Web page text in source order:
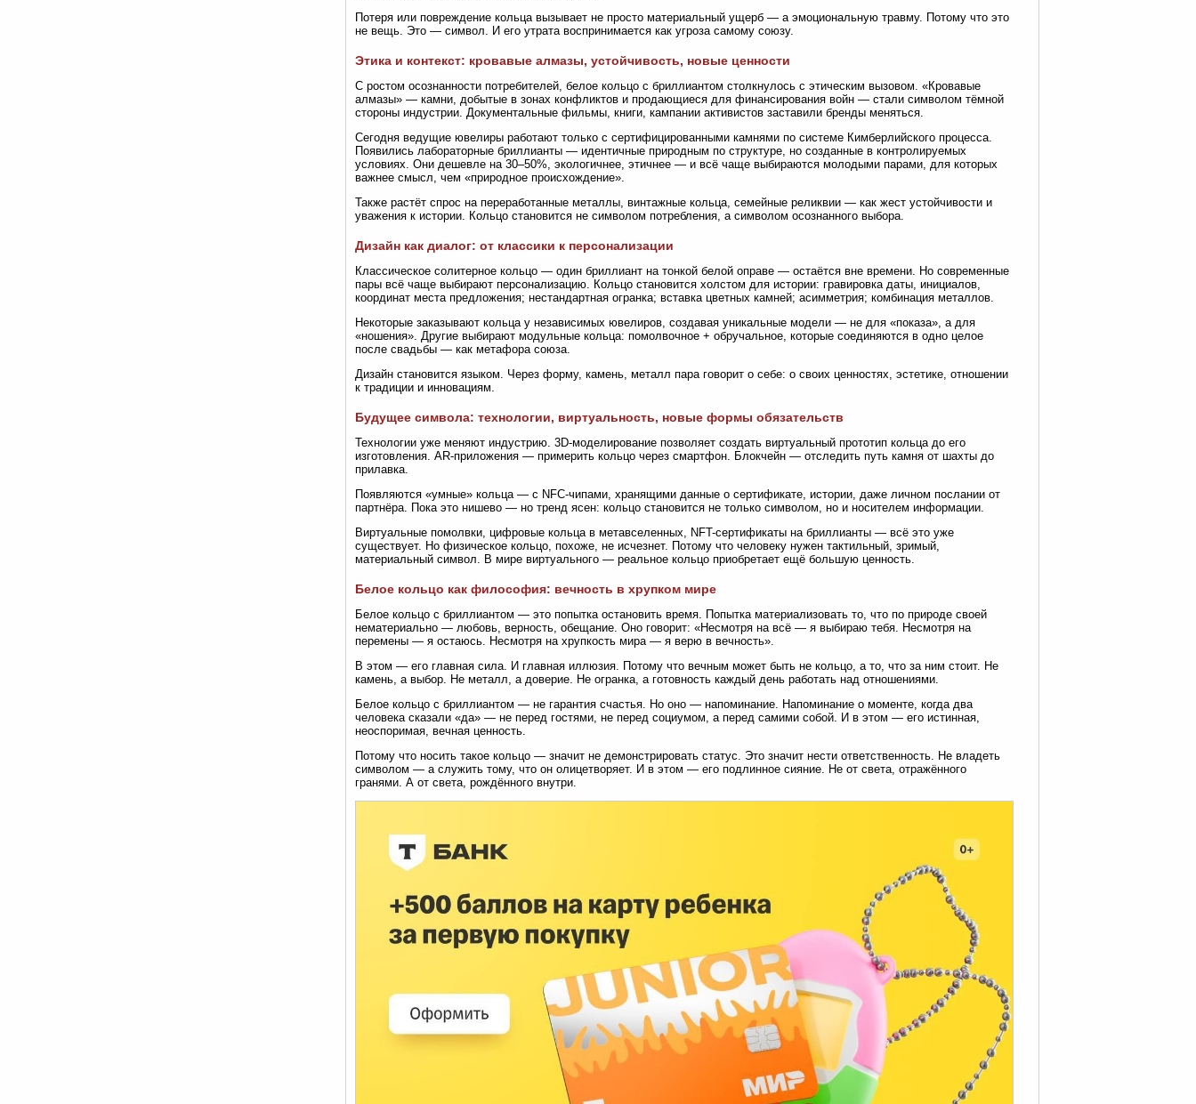
Потеря или повреждение кольца вызывает не просто материальный ущерб — а эмоциональную травму. Потому что это
не вещь. Это — символ. И его утрата воспринимается как угроза самому союзу.
Этика и контекст: кровавые алмазы, устойчивость, новые ценности
С ростом осознанности потребителей, белое кольцо с бриллиантом столкнулось с этическим вызовом. «Кровавые
алмазы» — камни, добытые в зонах конфликтов и продающиеся для финансирования войн — стали символом тёмной
стороны индустрии. Документальные фильмы, книги, кампании активистов заставили бренды меняться.
Сегодня ведущие ювелиры работают только с сертифицированными камнями по системе Кимберлийского процесса.
Появились лабораторные бриллианты — идентичные природным по структуре, но созданные в контролируемых
условиях. Они дешевле на 30–50%, экологичнее, этичнее — и всё чаще выбираются молодыми парами, для которых
важнее смысл, чем «природное происхождение».
Также растёт спрос на переработанные металлы, винтажные кольца, семейные реликвии — как жест устойчивости и
уважения к истории. Кольцо становится не символом потребления, а символом осознанного выбора.
Дизайн как диалог: от классики к персонализации
Классическое солитерное кольцо — один бриллиант на тонкой белой оправе — остаётся вне времени. Но современные
пары всё чаще выбирают персонализацию. Кольцо становится холстом для истории: гравировка даты, инициалов,
координат места предложения; нестандартная огранка; вставка цветных камней; асимметрия; комбинация металлов.
Некоторые заказывают кольца у независимых ювелиров, создавая уникальные модели — не для «показа», а для
«ношения». Другие выбирают модульные кольца: помолвочное + обручальное, которые соединяются в одно целое
после свадьбы — как метафора союза.
Дизайн становится языком. Через форму, камень, металл пара говорит о себе: о своих ценностях, эстетике, отношении
к традиции и инновациям.
Будущее символа: технологии, виртуальность, новые формы обязательств
Технологии уже меняют индустрию. 3D-моделирование позволяет создать виртуальный прототип кольца до его
изготовления. AR-приложения — примерить кольцо через смартфон. Блокчейн — отследить путь камня от шахты до
прилавка.
Появляются «умные» кольца — с NFC-чипами, хранящими данные о сертификате, истории, даже личном послании от
партнёра. Пока это нишево — но тренд ясен: кольцо становится не только символом, но и носителем информации.
Виртуальные помолвки, цифровые кольца в метавселенных, NFT-сертификаты на бриллианты — всё это уже
существует. Но физическое кольцо, похоже, не исчезнет. Потому что человеку нужен тактильный, зримый,
материальный символ. В мире виртуального — реальное кольцо приобретает ещё большую ценность.
Белое кольцо как философия: вечность в хрупком мире
Белое кольцо с бриллиантом — это попытка остановить время. Попытка материализовать то, что по природе своей
нематериально — любовь, верность, обещание. Оно говорит: «Несмотря на всё — я выбираю тебя. Несмотря на
перемены — я остаюсь. Несмотря на хрупкость мира — я верю в вечность».
В этом — его главная сила. И главная иллюзия. Потому что вечным может быть не кольцо, а то, что за ним стоит. Не
камень, а выбор. Не металл, а доверие. Не огранка, а готовность каждый день работать над отношениями.
Белое кольцо с бриллиантом — не гарантия счастья. Но оно — напоминание. Напоминание о моменте, когда два
человека сказали «да» — не перед гостями, не перед социумом, а перед самими собой. И в этом — его истинная,
неоспоримая, вечная ценность.
Потому что носить такое кольцо — значит не демонстрировать статус. Это значит нести ответственность. Не владеть
символом — а служить тому, что он олицетворяет. И в этом — его подлинное сияние. Не от света, отражённого
гранями. А от света, рождённого внутри.